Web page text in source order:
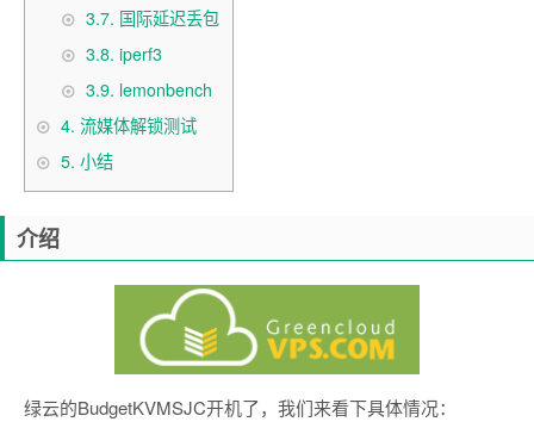
3.7. 国际延迟丢包
3.8. iperf3
3.9. lemonbench
4. 流媒体解锁测试
5. 小结
介绍
绿云的BudgetKVMSJC开机了，我们来看下具体情况：